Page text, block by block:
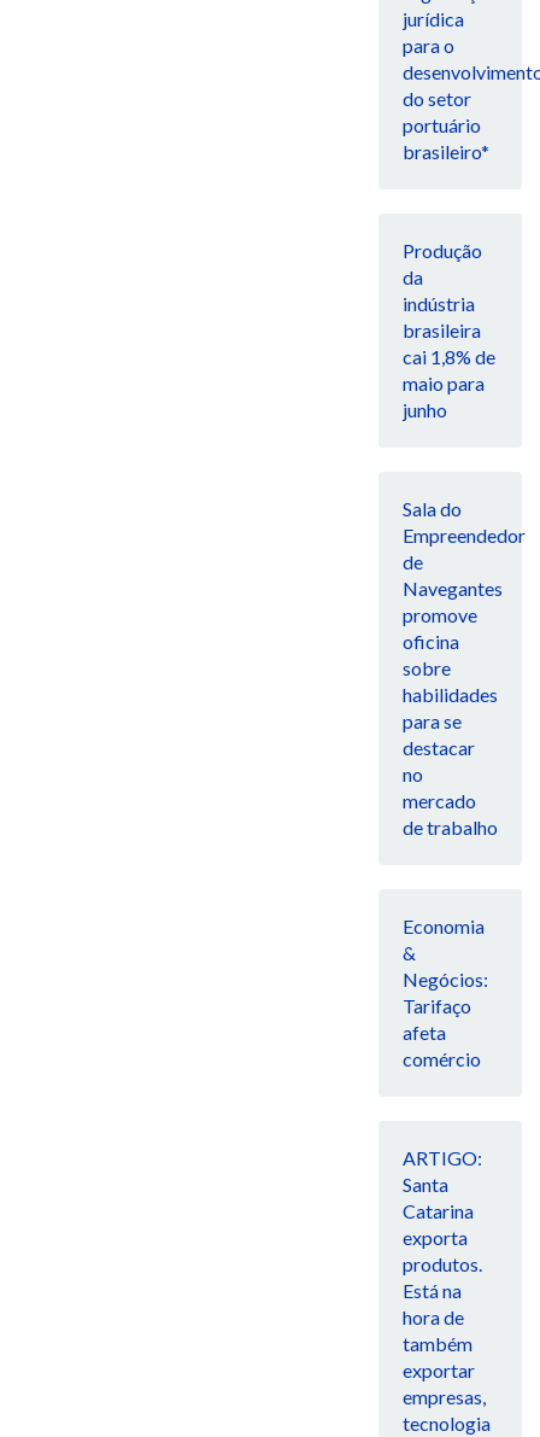
jurídica
para o
do setor
portuário
brasileiro*
Produção
da
indústria
brasileira
cai 1,8% de
maio para
junho
Sala do
Empreendedor
de
Navegantes
promove
oficina
sobre
habilidades
para se
destacar
no
mercado
de trabalho
Economia
&
Negócios:
Tarifaço
afeta
comércio
ARTIGO:
Santa
Catarina
exporta
produtos.
Está na
hora de
também
exportar
empresas,
tecnologia